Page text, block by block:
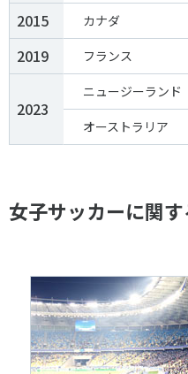
2015 カナダ
2019 フランス
2023
ニュージーランド
オーストラリア
女子サッカーに関